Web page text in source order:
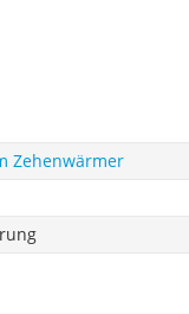
Zehenwärmer